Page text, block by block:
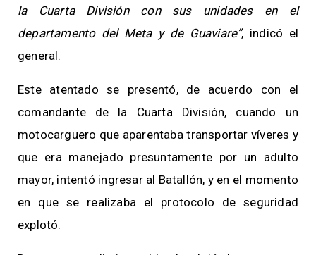
la Cuarta División con sus unidades en el
departamento del Meta y de Guaviare”, indicó el
general.
Este atentado se presentó, de acuerdo con el
comandante de la Cuarta División, cuando un
motocarguero que aparentaba transportar víveres y
que era manejado presuntamente por un adulto
mayor, intentó ingresar al Batallón, y en el momento
en que se realizaba el protocolo de seguridad
explotó.